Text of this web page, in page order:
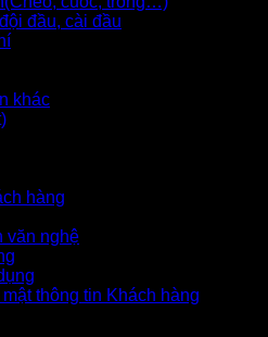
đầu, cài đầu
khác
hàng
văn nghệ
thông tin Khách hàng